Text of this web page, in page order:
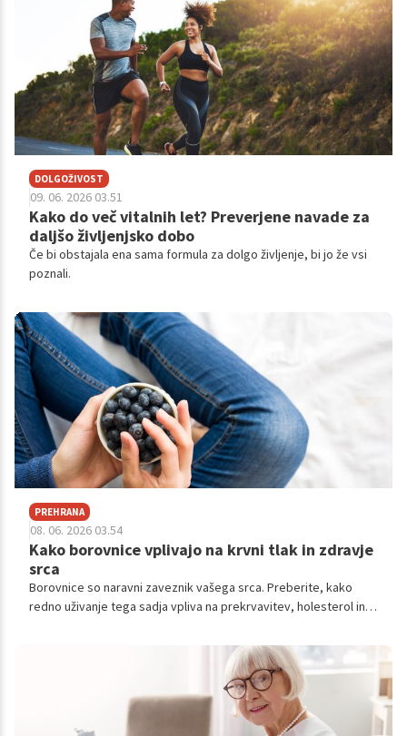
DOLGOŽIVOST
09. 06. 2026 03.51
Kako do več vitalnih let? Preverjene navade za
daljšo življenjsko dobo
Če bi obstajala ena sama formula za dolgo življenje, bi jo že vsi
poznali.
PREHRANA
08. 06. 2026 03.54
Kako borovnice vplivajo na krvni tlak in zdravje
srca
Borovnice so naravni zaveznik vašega srca. Preberite, kako
redno uživanje tega sadja vpliva na prekrvavitev, holesterol in